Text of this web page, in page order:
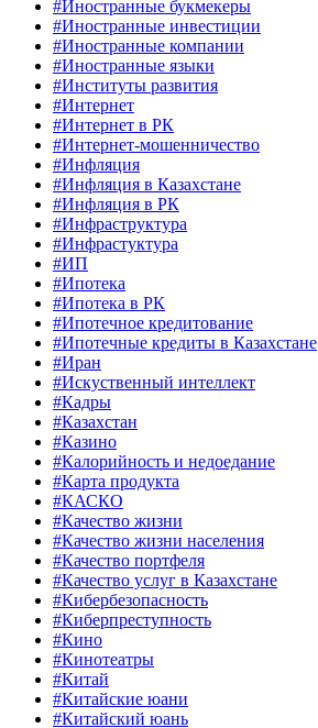
#Иностранные букмекеры
#Иностранные инвестиции
#Иностранные компании
#Иностранные языки
#Институты развития
#Интернет
#Интернет в РК
#Интернет-мошенничество
#Инфляция
#Инфляция в Казахстане
#Инфляция в РК
#Инфраструктура
#Инфрастуктура
#ИП
#Ипотека
#Ипотека в РК
#Ипотечное кредитование
#Ипотечные кредиты в Казахстане
#Иран
#Искуственный интеллект
#Кадры
#Казахстан
#Казино
#Калорийность и недоедание
#Карта продукта
#КАСКО
#Качество жизни
#Качество жизни населения
#Качество портфеля
#Качество услуг в Казахстане
#Кибербезопасность
#Киберпреступность
#Кино
#Кинотеатры
#Китай
#Китайские юани
#Китайский юань